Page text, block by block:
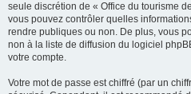
seule discrétion de « Office du tourisme
vous pouvez contrôler quelles
rendre publiques ou non. De plus, vous
non à la liste de diffusion du logiciel
votre compte.
Votre mot de passe est chiffré (par un